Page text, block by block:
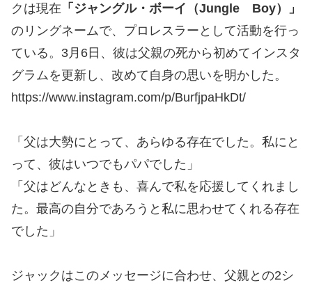
クは現在 「ジャングル・ボーイ（Jungle Boy）」
のリングネームで、プロレスラーとして活動を行っ
ている。3月6日、彼は父親の死から初めてインスタ
グラムを更新し、改めて自身の思いを明かした。
https://www.instagram.com/p/BurfjpaHkDt/
「父は大勢にとって、あらゆる存在でした。私にと
って、彼はいつでもパパでした」
「父はどんなときも、喜んで私を応援してくれまし
た。最高の自分であろうと私に思わせてくれる存在
でした」
ジャックはこのメッセージに合わせ、父親との2シ